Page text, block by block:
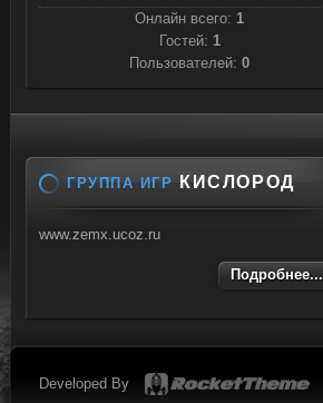
Онлайн всего: 1
Гостей: 1
Пользователей: 0
ГРУППА ИГР КИСЛОРОД
www.zemx.ucoz.ru
Подробнее...
Developed By